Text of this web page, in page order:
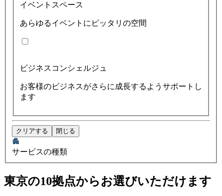
イベントスペース
あらゆるイベントにピッタリの空間
ビジネスコンシェルジュ
お客様のビジネスがさらに成長するようサポートし
ます
クリアする 閉じる
サービスの種類
東京の10拠点からお選びいただけます